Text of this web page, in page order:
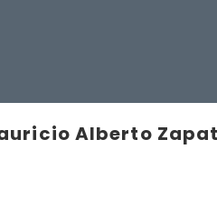
Alberto